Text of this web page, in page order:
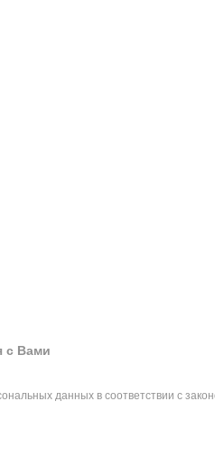
с Вами
данных в соответствии с